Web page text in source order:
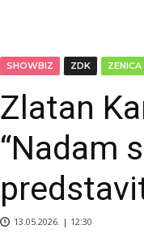
SHOWBIZ ZDK ZENICA
Zlatan
“Nadam
13.05.2026. | 12:30